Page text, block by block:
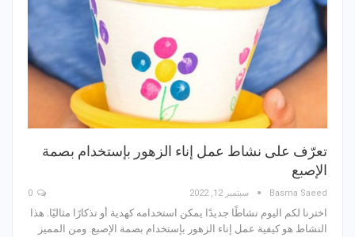
تعرّف على نشاط عمل إناء الزهور بإستخدام بصمة
الإصبع
Basma Saeed سبتمبر 12, 2022
اخترنا لكم اليوم نشاطًا جديدًا يمكن استخدامه كهدية أو تذكارًا مثاليًا. هذا
النشاط هو كيفية عمل إناء الزهور بإستخدام بصمة الإصبع. ومن المميز